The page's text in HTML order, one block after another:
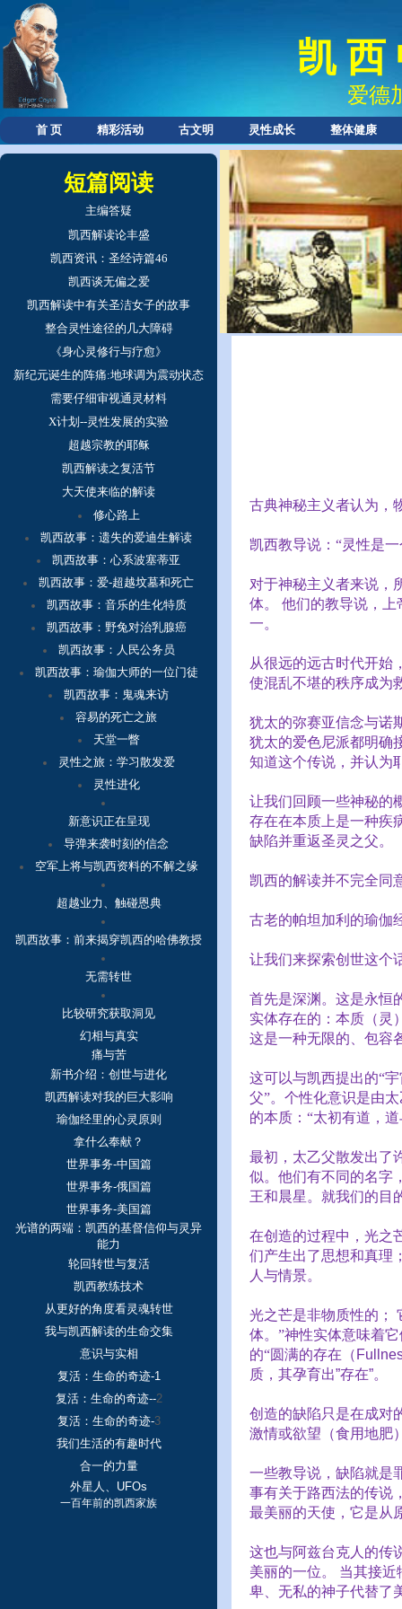
首 页 精彩活动 古文明 灵性成长 整体健康
凯 西
爱德
短篇阅读
主编答疑
凯西解读论丰盛
凯西资讯：圣经诗篇46
凯西谈无偏之爱
凯西解读中有关圣洁女子的故事
整合灵性途径的几大障碍
《身心灵修行与疗愈》
新纪元诞生的阵痛:地球调为震动状态
需要仔细审视通灵材料
X计划--灵性发展的实验
超越宗教的耶稣
凯西解读之复活节
大天使来临的解读
修心路上
凯西故事： 遗失的爱迪生解读
凯西故事：心系波塞蒂亚
凯西故事：爱-超越坟墓和死亡
凯西故事：音乐的生化特质
凯西故事：野兔对治乳腺癌
凯西故事：人民公务员
凯西故事：瑜伽大师的一位门徒
凯西故事：鬼魂来访
容易的死亡之旅
天堂一瞥
灵性之旅：学习散发爱
灵性进化
新意识正在呈现
导弹来袭时刻的信念
空军上将与凯西资料的不解之缘
超越业力、触碰恩典
凯西故事： 前来揭穿凯西的哈佛教授
无需转世
比较研究获取洞见
幻相与真实
痛与苦
新书介绍：创世与进化
凯西解读对我的巨大影响
瑜伽经里的心灵原则
拿什么奉献？
世界事务-中国篇
世界事务-俄国篇
世界事务-美国篇
光谱的两端：凯西的基督信仰与灵异
能力
轮回转世与复活
凯西教练技术
从更好的角度看灵魂转世
我与凯西解读的生命交集
意识与实相
复活：生命的奇迹-1
复活：生命的奇迹--2
复活：生命的奇迹-3
我们生活的有趣时代
合一的力量
外星人、UFOs
一百年前的凯西家族
古典神秘主义者认为，
凯西教导说：“灵性是
对于神秘主义者来说，
体。
他们的教导说，上
一。
从很远的远古时代开始
使混乱不堪的秩序成为
犹太的弥赛亚信念与诺
犹太的爱色尼派都明确
知道这个传说，并认为
让我们回顾一些神秘的
存在在本质上是一种疾
缺陷并重返圣灵之父。
凯西的解读并不完全同
古老的帕坦加利的瑜伽
让我们来探索创世这个
首先是深渊。这是永恒
实体存在的：本质（灵
这是一种无限的、包容
这可以与凯西提出的“
父”。个性化意识是由
的本质：“太初有道，
最初，太乙父散发出了
似。他们有不同的名字
王和晨星。就我们的目
在创造的过程中，光之
们产生出了思想和真理
人与情景。
光之芒是非物质性的；
体。”神性实体意味着
的“圆满的存在（
质，其孕育出”存在”。
创造的缺陷只是在成对
激情或欲望（食用地肥
一些教导说，缺陷就是
事有关于路西法的传说
最美丽的天使，它是从
这也与阿兹台克人的传
美丽的一位。
当其接近
卑、无私的神子代替了